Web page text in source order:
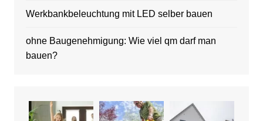
Werkbankbeleuchtung mit LED selber bauen
ohne Baugenehmigung: Wie viel qm darf man
bauen?